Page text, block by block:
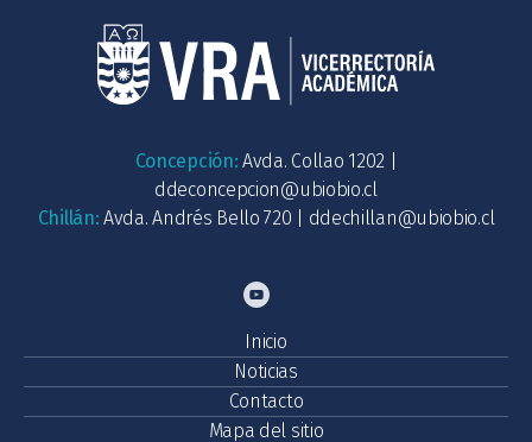
Concepción:Avda. Collao 1202 |
ddeconcepcion@ubiobio.cl
Chillán:Avda. Andrés Bello 720 | ddechillan@ubiobio.cl
Inicio
Noticias
Contacto
Mapa del sitio